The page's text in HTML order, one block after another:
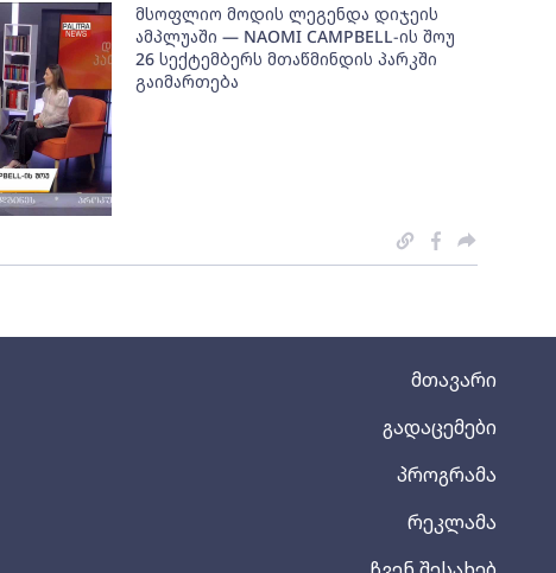
მთავარი
გადაცემები
პროგრამა
რეკლამა
მსოფლიო მოდის ლეგენდა დიჯეის
ამპლუაში — NAOMI CAMPBELL-ის შოუ
26 სექტემბერს მთაწმინდის პარკში
გაიმართება